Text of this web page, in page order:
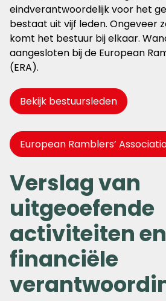
eindverantwoordelijk voor het
bestaat uit vijf leden. Ongeveer
komt het bestuur bij elkaar.
aangesloten bij de European
(ERA).
Bekijk bestuursleden
European Ramblers’
Verslag van
uitgeoefende
activiteiten en
financiële